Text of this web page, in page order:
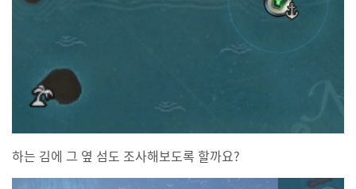
하는 김에 그 옆 섬도 조사해보도록 할까요?